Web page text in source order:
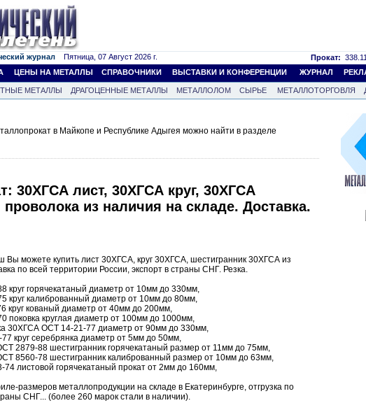
журнал Пятница, 07 Август 2026 г. Прокат: 338.11
ЦЕНЫ НА МЕТАЛЛЫ СПРАВОЧНИКИ ВЫСТАВКИ И КОНФЕРЕНЦИИ ЖУРНАЛ
МЕТАЛЛЫ ДРАГОЦЕННЫЕ МЕТАЛЛЫ МЕТАЛЛОЛОМ СЫРЬЕ МЕТАЛЛОТОРГОВЛЯ
в Майкопе и Республике Адыгея можно найти в разделе
30ХГСА лист, 30ХГСА круг, 30ХГСА
проволока из наличия на складе. Доставка.
можете купить лист 30ХГСА, круг 30ХГСА, шестигранник 30ХГСА из
по всей территории России, экспорт в страны СНГ. Резка.
круг горячекатаный диаметр от 10мм до 330мм,
круг калиброванный диаметр от 10мм до 80мм,
круг кованый диаметр от 40мм до 200мм,
поковка круглая диаметр от 100мм до 1000мм,
30ХГСА ОСТ 14-21-77 диаметр от 90мм до 330мм,
круг серебрянка диаметр от 5мм до 50мм,
2879-88 шестигранник горячекатаный размер от 11мм до 75мм,
8560-78 шестигранник калиброванный размер от 10мм до 63мм,
листовой горячекатаный прокат от 2мм до 160мм,
размеров металлопродукции на складе в Екатеринбурге, отгрузка по
СНГ... (более 260 марок стали в наличии).